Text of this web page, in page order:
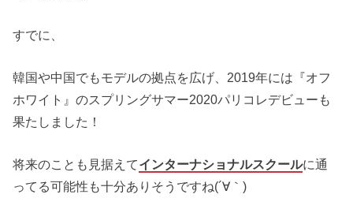
すでに、
韓国や中国でもモデルの拠点を広げ、2019年には『オフ
ホワイト』のスプリングサマー2020パリコレデビューも
果たしました！
将来のことも見据えてインターナショナルスクールに通
ってる可能性も十分ありそうですね(´∀｀)